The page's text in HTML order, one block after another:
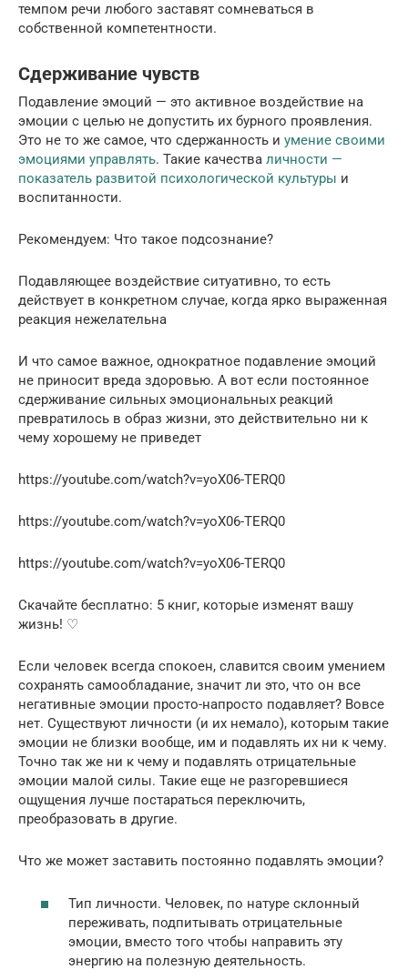
темпом речи любого заставят сомневаться в
собственной компетентности.
Сдерживание чувств
Подавление эмоций — это активное воздействие на
эмоции с целью не допустить их бурного проявления.
Это не то же самое, что сдержанность и умение своими
эмоциями управлять. Такие качества личности —
показатель развитой психологической культуры и
воспитанности.
Рекомендуем: Что такое подсознание?
Подавляющее воздействие ситуативно, то есть
действует в конкретном случае, когда ярко выраженная
реакция нежелательна
И что самое важное, однократное подавление эмоций
не приносит вреда здоровью. А вот если постоянное
сдерживание сильных эмоциональных реакций
превратилось в образ жизни, это действительно ни к
чему хорошему не приведет
https://youtube.com/watch?v=yoX06-TERQ0
https://youtube.com/watch?v=yoX06-TERQ0
https://youtube.com/watch?v=yoX06-TERQ0
Скачайте бесплатно: 5 книг, которые изменят вашу
жизнь! ♡
Если человек всегда спокоен, славится своим умением
сохранять самообладание, значит ли это, что он все
негативные эмоции просто-напросто подавляет? Вовсе
нет. Существуют личности (и их немало), которым такие
эмоции не близки вообще, им и подавлять их ни к чему.
Точно так же ни к чему и подавлять отрицательные
эмоции малой силы. Такие еще не разгоревшиеся
ощущения лучше постараться переключить,
преобразовать в другие.
Что же может заставить постоянно подавлять эмоции?
Тип личности. Человек, по натуре склонный
переживать, подпитывать отрицательные
эмоции, вместо того чтобы направить эту
энергию на полезную деятельность.